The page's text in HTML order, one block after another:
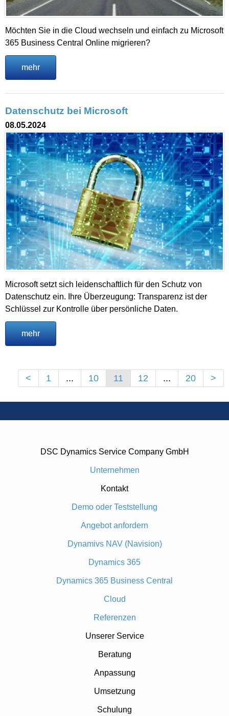
Möchten Sie in die Cloud wechseln und einfach zu Microsoft
365 Business Central Online migrieren?
mehr
Datenschutz bei Microsoft
08.05.2024
Microsoft setzt sich leidenschaftlich für den Schutz von
Datenschutz ein. Ihre Überzeugung: Transparenz ist der
Schlüssel zur Kontrolle über persönliche Daten.
mehr
< 1 ... 10 11 12 ... 20 >
DSC Dynamics Service Company GmbH
Unternehmen
Kontakt
Demo oder Teststellung
Angebot anfordern
Dynamivs NAV (Navision)
Dynamics 365
Dynamics 365 Business Central
Cloud
Referenzen
Unserer Service
Beratung
Anpassung
Umsetzung
Schulung